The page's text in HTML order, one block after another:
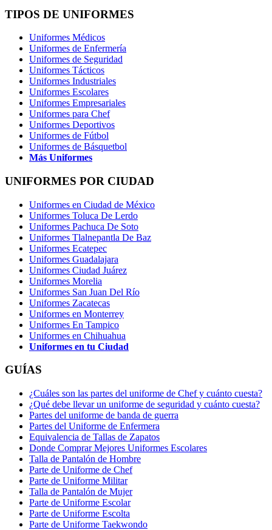
TIPOS DE UNIFORMES
Uniformes Médicos
Uniformes de Enfermería
Uniformes de Seguridad
Uniformes Tácticos
Uniformes Industriales
Uniformes Escolares
Uniformes Empresariales
Uniformes para Chef
Uniformes Deportivos
Uniformes de Fútbol
Uniformes de Básquetbol
Más Uniformes
UNIFORMES POR CIUDAD
Uniformes en Ciudad de México
Uniformes Toluca De Lerdo
Uniformes Pachuca De Soto
Uniformes Tlalnepantla De Baz
Uniformes Ecatepec
Uniformes Guadalajara
Uniformes Ciudad Juárez
Uniformes Morelia
Uniformes San Juan Del Río
Uniformes Zacatecas
Uniformes en Monterrey
Uniformes En Tampico
Uniformes en Chihuahua
Uniformes en tu Ciudad
GUÍAS
¿Cuáles son las partes del uniforme de Chef y cuánto cuesta?
¿Qué debe llevar un uniforme de seguridad y cuánto cuesta?
Partes del uniforme de banda de guerra
Partes del Uniforme de Enfermera
Equivalencia de Tallas de Zapatos
Donde Comprar Mejores Uniformes Escolares
Talla de Pantalón de Hombre
Parte de Uniforme de Chef
Parte de Uniforme Militar
Talla de Pantalón de Mujer
Parte de Uniforme Escolar
Parte de Uniforme Escolta
Parte de Uniforme Taekwondo